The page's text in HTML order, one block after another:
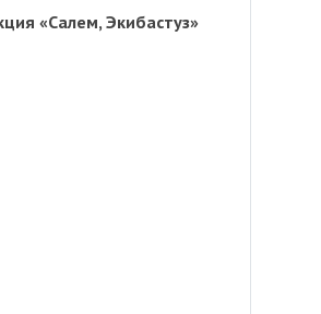
«Салем, Экибастуз»